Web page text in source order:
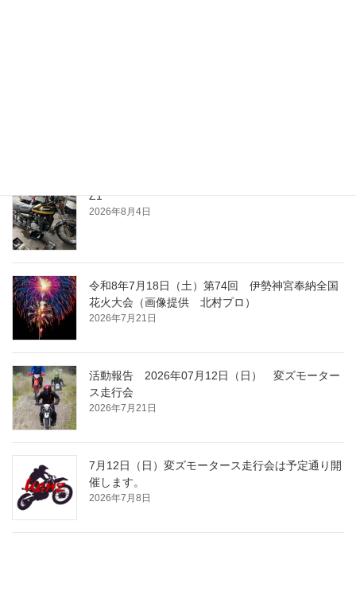
Z1
2026年8月4日
令和8年7月18日（土）第74回 伊勢神宮奉納全国
花火大会（画像提供 北村プロ）
2026年7月21日
活動報告 2026年07月12日（日） 変ズモーター
ス走行会
2026年7月21日
7月12日（日）変ズモータース走行会は予定通り開
催します。
2026年7月8日